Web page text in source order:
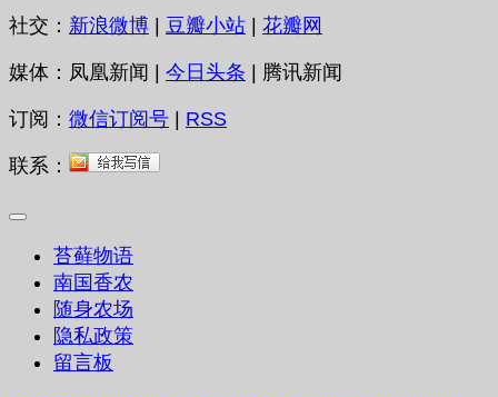
社交： 新浪微博 | 豆瓣小站 | 花瓣网
媒体：凤凰新闻 | 今日头条 | 腾讯新闻
订阅： 微信订阅号 | RSS
联系：
苔藓物语
南国香农
随身农场
隐私政策
留言板